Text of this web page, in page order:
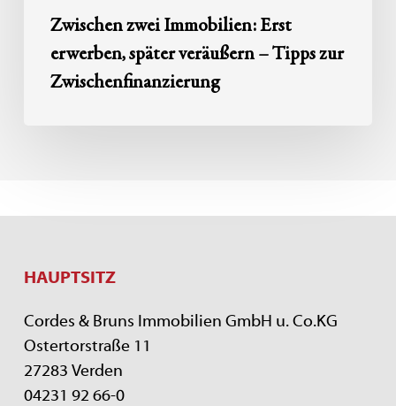
Zwischen zwei Immobilien: Erst
erwerben, später veräußern – Tipps zur
Zwischenfinanzierung
HAUPTSITZ
Cordes & Bruns Immobilien GmbH u. Co.KG
Ostertorstraße 11
27283 Verden
04231 92 66-0